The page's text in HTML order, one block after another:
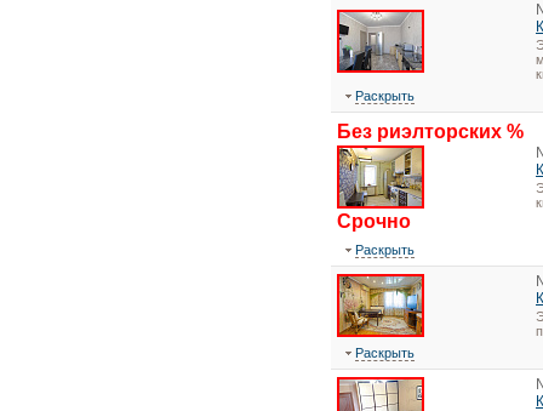
Раскрыть
Без риэлторских %
Срочно
Раскрыть
Раскрыть